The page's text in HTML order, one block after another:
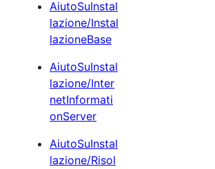
AiutoSuInstal
lazione/Instal
lazioneBase
AiutoSuInstal
lazione/Inter
netInformati
onServer
AiutoSuInstal
lazione/Risol